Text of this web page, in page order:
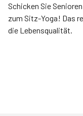
Schicken Sie
zum Sitz-Yoga! Das
die Lebensqualität.